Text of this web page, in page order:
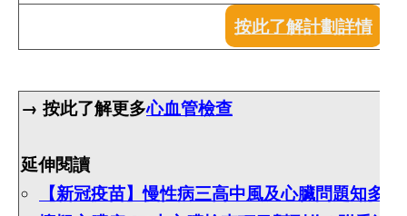
按此了解計劃詳情
→ 按此了解更多心血管檢查
延伸閱讀
【新冠疫苗】慢性病三高中風及心臟問題知多